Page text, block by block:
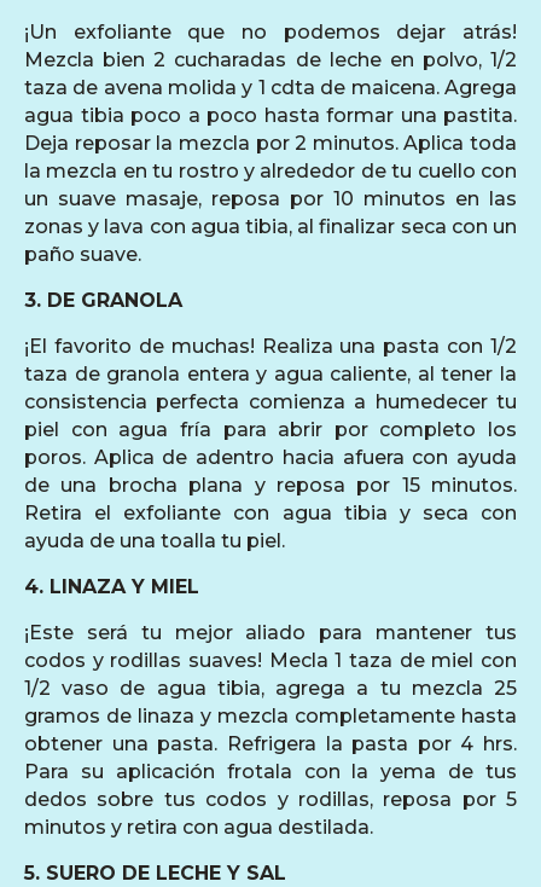
¡Un exfoliante que no podemos dejar atrás!
Mezcla bien 2 cucharadas de leche en polvo, 1/2
taza de avena molida y 1 cdta de maicena. Agrega
agua tibia poco a poco hasta formar una pastita.
Deja reposar la mezcla por 2 minutos. Aplica toda
la mezcla en tu rostro y alrededor de tu cuello con
un suave masaje, reposa por 10 minutos en las
zonas y lava con agua tibia, al finalizar seca con un
paño suave.
3. DE GRANOLA
¡El favorito de muchas! Realiza una pasta con 1/2
taza de granola entera y agua caliente, al tener la
consistencia perfecta comienza a humedecer tu
piel con agua fría para abrir por completo los
poros. Aplica de adentro hacia afuera con ayuda
de una brocha plana y reposa por 15 minutos.
Retira el exfoliante con agua tibia y seca con
ayuda de una toalla tu piel.
4. LINAZA Y MIEL
¡Este será tu mejor aliado para mantener tus
codos y rodillas suaves! Mecla 1 taza de miel con
1/2 vaso de agua tibia, agrega a tu mezcla 25
gramos de linaza y mezcla completamente hasta
obtener una pasta. Refrigera la pasta por 4 hrs.
Para su aplicación frotala con la yema de tus
dedos sobre tus codos y rodillas, reposa por 5
minutos y retira con agua destilada.
5. SUERO DE LECHE Y SAL